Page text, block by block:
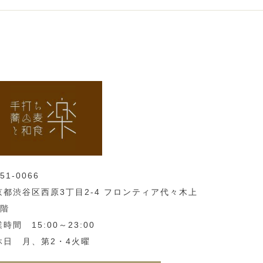
0066
都渋谷区西原3丁目2-4 フロンティア代々木上
時間 15:00～23:00
日 月、第2・4火曜